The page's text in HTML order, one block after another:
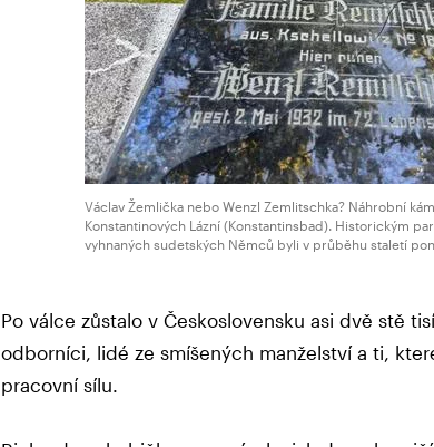
Václav Žemlička nebo Wenzl Zemlitschka? Náhrobní
Konstantinových Lázní (Konstantinsbad). Historickým
vyhnaných sudetských Němců byli v průběhu staletí
Po válce zůstalo v Československu asi dvě stě
odborníci, lidé ze smíšených manželství a ti,
pracovní sílu.